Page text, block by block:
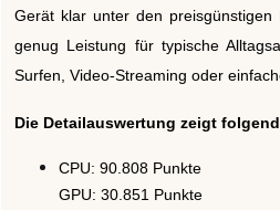
Gerät klar unter den
genug Leistung für typische
Surfen, Video-Streaming oder
Die Detailauswertung zeigt
CPU: 90.808 Punkte
GPU: 30.851 Punkte